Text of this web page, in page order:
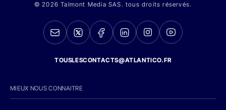
© 2026 Talmont Media SAS. tous droits réservés.
TOUSLESCONTACTS@ATLANTICO.FR
MIEUX NOUS CONNAITRE